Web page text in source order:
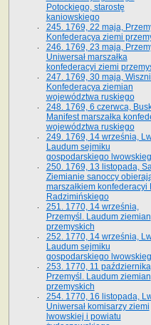
Potockiego, starostę
kaniowskiego
245. 1769, 22 maja,
Konfederacya ziemi
246. 1769, 23 maja,
Uniwersał marszałka
konfederacyi ziemi
247. 1769, 30 maja,
Konfederacya ziemian
województwa ruskiego
248. 1769, 6 czerwca,
Manifest marszałka
województwa ruskiego
249. 1769, 14 września,
Laudum sejmiku
gospodarskiego
250. 1769, 13 listopada,
Ziemianie sanoccy
marszałkiem konfederacyi
Radzimińskiego
251. 1770, 14 września,
Przemyśl. Laudum ziemian
przemyskich
252. 1770, 14 września,
Laudum sejmiku
gospodarskiego
253. 1770, 11
Przemyśl. Laudum ziemian
przemyskich
254. 1770, 16 listopada,
Uniwersał komisarzy ziemi
lwowskiej i powiatu